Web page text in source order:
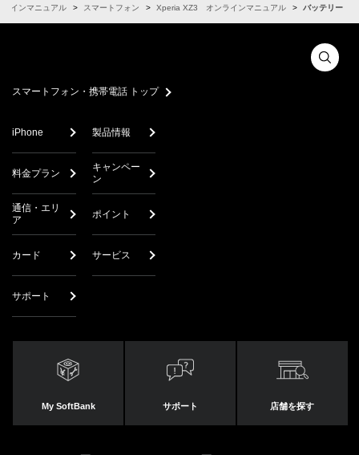
ラインマニュアル スマートフォン Xperia XZ3 オンラインマニュアル バッテリー
スマートフォン・携帯電話 トップ
iPhone 製品情報
料金プラン
キャンペー
ン
通信・エリ
ア
ポイント
カード サービス
サポート
My SoftBank サポート 店舗を探す